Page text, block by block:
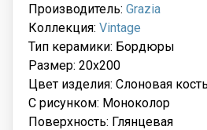
Производитель: Grazia
Коллекция: Vintage
Тип керамики: Бордюры
Размер: 20x200
Цвет изделия: Слоновая кость
С рисунком: Моноколор
Поверхность: Глянцевая